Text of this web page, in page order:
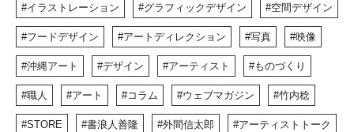
イラストレーション グラフィックデザイン 空間デザイン
フードデザイン アートディレクション 写真 映像
沖縄アート デザイン アーティスト ものづくり
職人 アート コラム ウェブマガジン 竹内稔
STORE 書浪人善隆 外間信太郎 アーティストトーク